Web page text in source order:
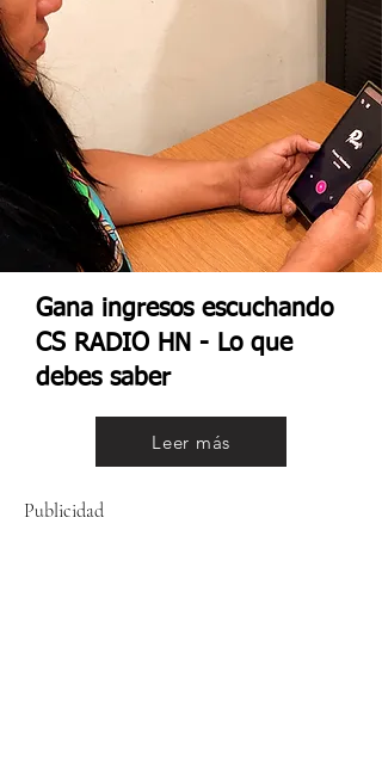
Gana ingresos escuchando
CS RADIO HN - Lo que
debes saber
Leer más
Publicidad